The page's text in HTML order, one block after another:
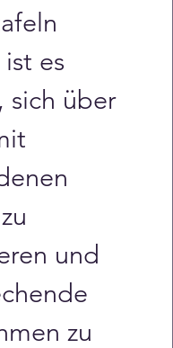
es
sich über
und
zu